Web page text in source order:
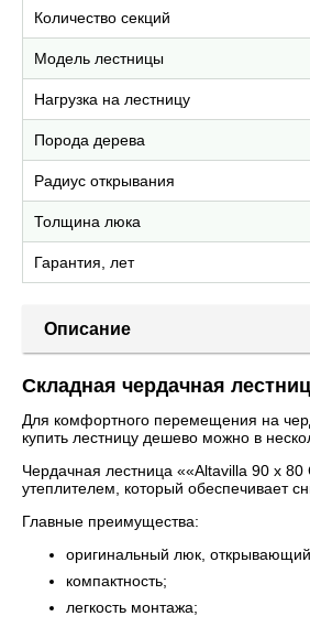
Количество секций
Модель лестницы
Нагрузка на лестницу
Порода дерева
Радиус открывания
Толщина люка
Гарантия, лет
Описание
Складная чердачная
Для комфортного перемещения на
купить лестницу дешево можно в
Чердачная лестница ««Altavilla 90 х
утеплителем, который обеспечивает
Главные преимущества:
оригинальный люк,
компактность;
легкость монтажа;